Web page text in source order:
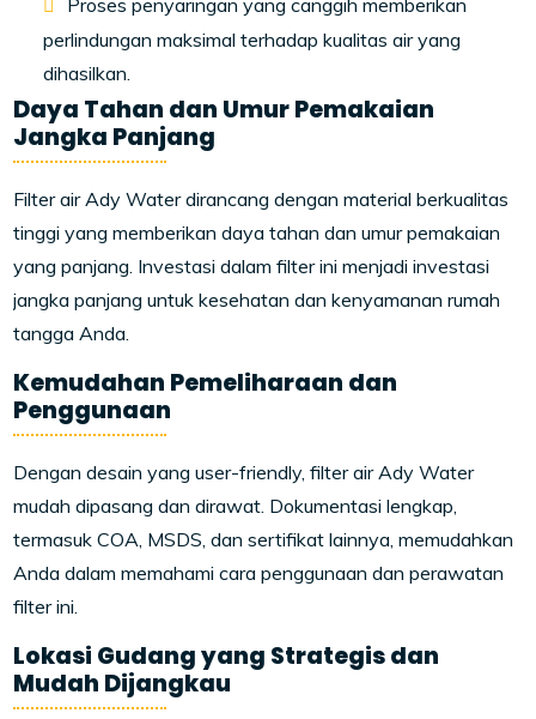
perlindungan maksimal terhadap kualitas air yang
dihasilkan.
Daya Tahan dan Umur Pemakaian
Jangka Panjang
Filter air Ady Water dirancang dengan material berkualitas
tinggi yang memberikan daya tahan dan umur pemakaian
yang panjang. Investasi dalam filter ini menjadi investasi
jangka panjang untuk kesehatan dan kenyamanan rumah
tangga Anda.
Kemudahan Pemeliharaan dan
Penggunaan
Dengan desain yang user-friendly, filter air Ady Water
mudah dipasang dan dirawat. Dokumentasi lengkap,
termasuk COA, MSDS, dan sertifikat lainnya, memudahkan
Anda dalam memahami cara penggunaan dan perawatan
filter ini.
Lokasi Gudang yang Strategis dan
Mudah Dijangkau